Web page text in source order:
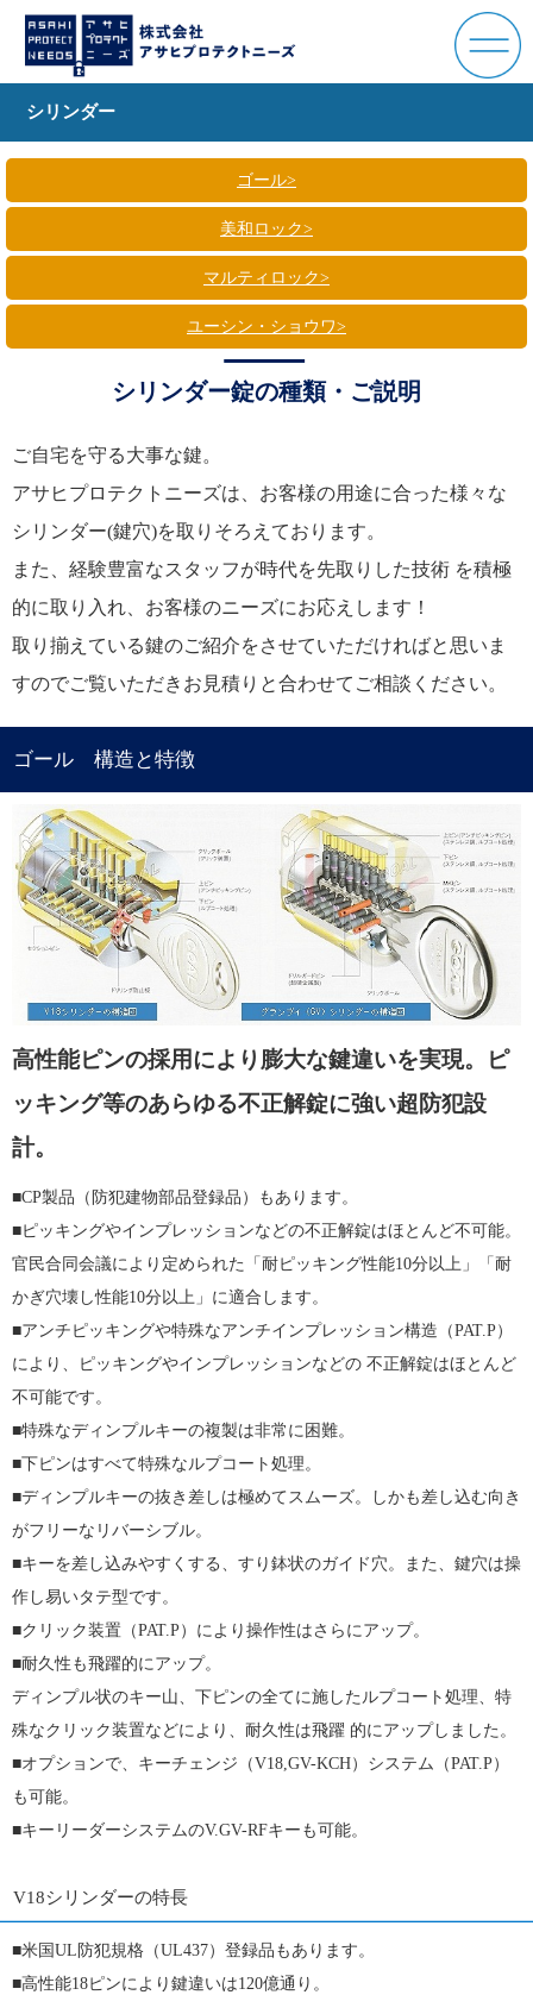
シリンダー
ゴール>
美和ロック>
マルティロック>
ユーシン・ショウワ>
シリンダー錠の種類・ご説明
ご自宅を守る大事な鍵。
アサヒプロテクトニーズは、お客様の用途に合った様々な
シリンダー(鍵穴)を取りそろえております。
また、経験豊富なスタッフが時代を先取りした技術 を積極
的に取り入れ、お客様のニーズにお応えします！
取り揃えている鍵のご紹介をさせていただければと思いま
すのでご覧いただきお見積りと合わせてご相談ください。
ゴール 構造と特徴
高性能ピンの採用により膨大な鍵違いを実現。ピ
ッキング等のあらゆる不正解錠に強い超防犯設
計。
■CP製品（防犯建物部品登録品）もあります。
■ピッキングやインプレッションなどの不正解錠はほとんど不可能。
官民合同会議により定められた「耐ピッキング性能10分以上」「耐
かぎ穴壊し性能10分以上」に適合します。
■アンチピッキングや特殊なアンチインプレッション構造（PAT.P）
により、ピッキングやインプレッションなどの 不正解錠はほとんど
不可能です。
■特殊なディンプルキーの複製は非常に困難。
■下ピンはすべて特殊なルプコート処理。
■ディンプルキーの抜き差しは極めてスムーズ。しかも差し込む向き
がフリーなリバーシブル。
■キーを差し込みやすくする、すり鉢状のガイド穴。また、鍵穴は操
作し易いタテ型です。
■クリック装置（PAT.P）により操作性はさらにアップ。
■耐久性も飛躍的にアップ。
ディンプル状のキー山、下ピンの全てに施したルプコート処理、特
殊なクリック装置などにより、耐久性は飛躍 的にアップしました。
■オプションで、キーチェンジ（V18,GV-KCH）システム（PAT.P）
も可能。
■キーリーダーシステムのV.GV-RFキーも可能。
V18シリンダーの特長
■米国UL防犯規格（UL437）登録品もあります。
■高性能18ピンにより鍵違いは120億通り。